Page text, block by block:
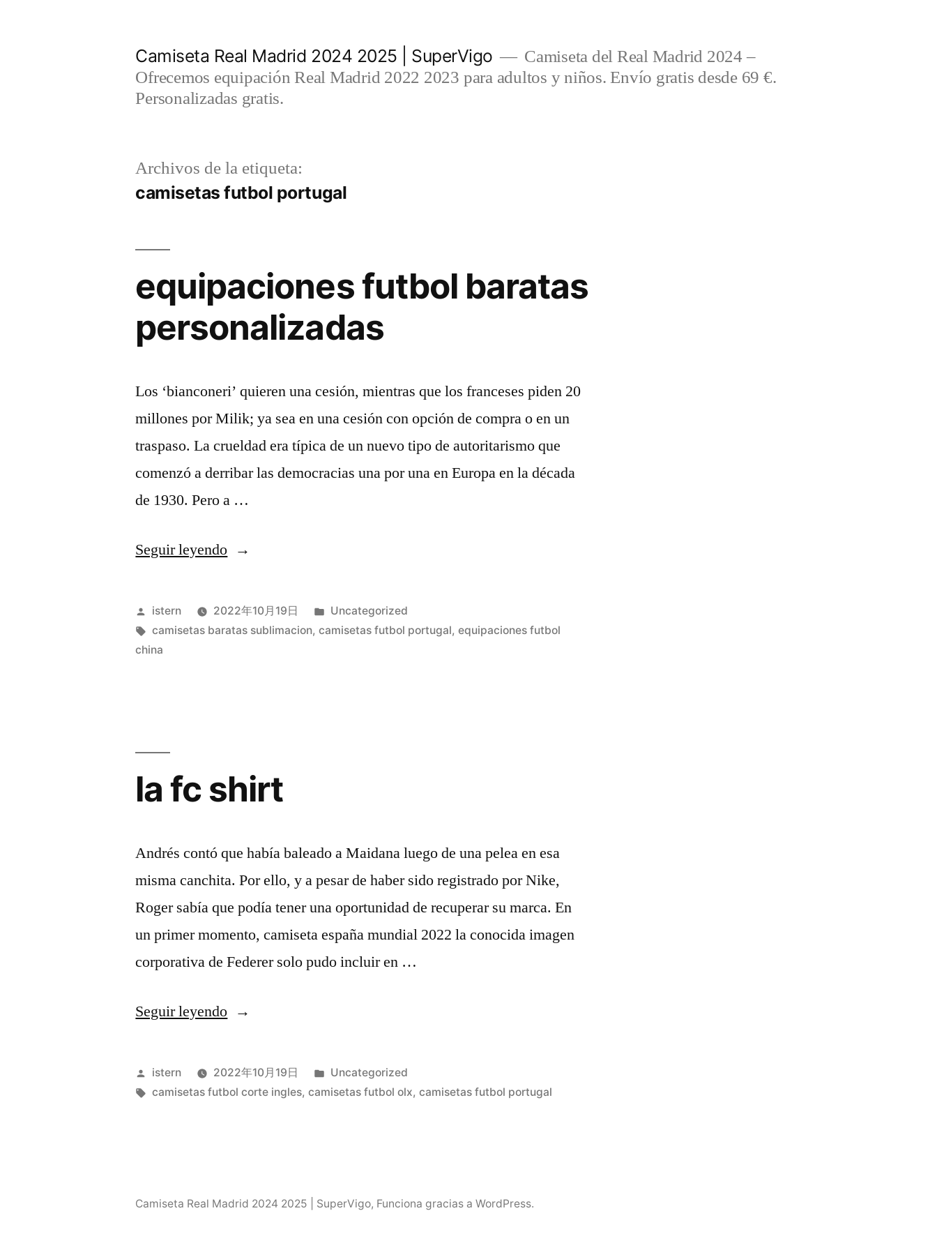
Camiseta Real Madrid 2024 2025 | SuperVigo
Camiseta del Real Madrid 2024 –
Ofrecemos equipación Real Madrid 2022 2023 para adultos y niños. Envío gratis desde 69 €.
Personalizadas gratis.
Archivos de la etiqueta:
camisetas futbol portugal
equipaciones futbol baratas
personalizadas
Los ‘bianconeri’ quieren una cesión, mientras que los franceses piden 20
millones por Milik; ya sea en una cesión con opción de compra o en un
traspaso. La crueldad era típica de un nuevo tipo de autoritarismo que
comenzó a derribar las democracias una por una en Europa en la década
de 1930. Pero a …
Seguir leyendo«equipaciones
baratas
personalizadas»
Publicado
por
istern 2022年10月19日
Publicado
en
Uncategorized
Etiquetas:
camisetas baratas sublimacion,camisetas futbol portugal,equipaciones futbol
china
la fc shirt
Andrés contó que había baleado a Maidana luego de una pelea en esa
misma canchita. Por ello, y a pesar de haber sido registrado por Nike,
Roger sabía que podía tener una oportunidad de recuperar su marca. En
un primer momento, camiseta españa mundial 2022 la conocida imagen
corporativa de Federer solo pudo incluir en …
Seguir leyendo«la
shirt»
Publicado
por
istern 2022年10月19日
Publicado
en
Uncategorized
Etiquetas:
camisetas futbol corte ingles,camisetas futbol olx,camisetas futbol portugal
Camiseta Real Madrid 2024 2025 | SuperVigo, Funciona gracias a WordPress.